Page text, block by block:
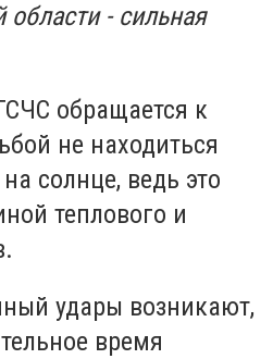
области - сильная
обращается к
не находиться
солнце, ведь это
теплового и
удары возникают,
время